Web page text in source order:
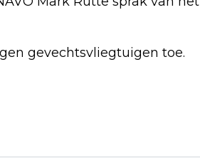
gevechtsvliegtuigen toe.
CHARLIE KIRK